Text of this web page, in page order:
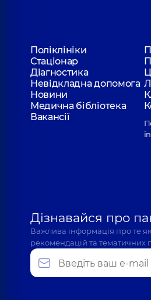
Поліклініки
Стаціонар
Діагностика
Невідкладна допомога
Новини
Медична бібліотека
Вакансії
Дізнавайся про
Важлива інформація про те
рекомендацій та тематичних